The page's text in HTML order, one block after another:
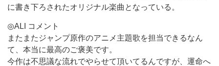
に書き下ろされたオリジナル楽曲となっている。
◎ALI コメント
またまたジャンプ原作のアニメ主題歌を担当できるなん
て、本当に最高のご褒美です。
今作は不思議な流れでやらせて頂いてるんですが、運命へ